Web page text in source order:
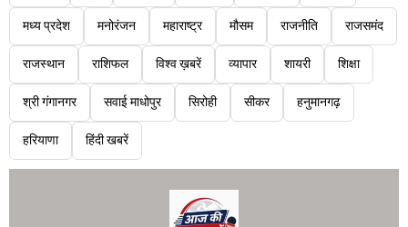
मध्य प्रदेश मनोरंजन महाराष्ट्र मौसम राजनीति राजसमंद
राजस्थान राशिफल विश्व ख़बरें व्यापार शायरी शिक्षा
श्री गंगानगर सवाई माधोपुर सिरोही सीकर हनुमानगढ़
हरियाणा हिंदी खबरें